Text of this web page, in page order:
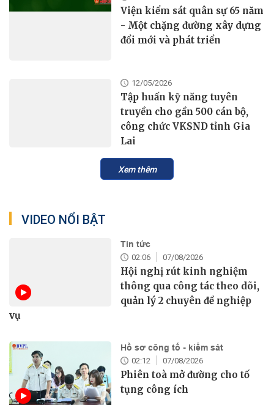
Viện kiểm sát quân sự 65 năm
- Một chặng đường xây dựng
đổi mới và phát triển
12/05/2026
Tập huấn kỹ năng tuyên
truyền cho gần 500 cán bộ,
công chức VKSND tỉnh Gia
Lai
Xem thêm
VIDEO NỔI BẬT
Tin tức
02:06 07/08/2026
Hội nghị rút kinh nghiệm
thông qua công tác theo dõi,
quản lý 2 chuyên đề nghiệp
vụ
Hồ sơ công tố - kiểm sát
02:12 07/08/2026
Phiên toà mở đường cho tố
tụng công ích